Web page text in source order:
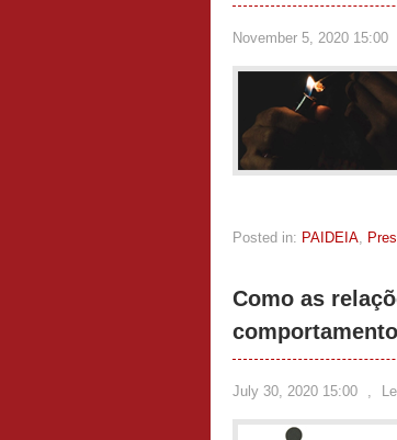
November 5, 2020 15:00
Posted in: PAIDEIA,
Como as
July 30, 2020 15:00 ,